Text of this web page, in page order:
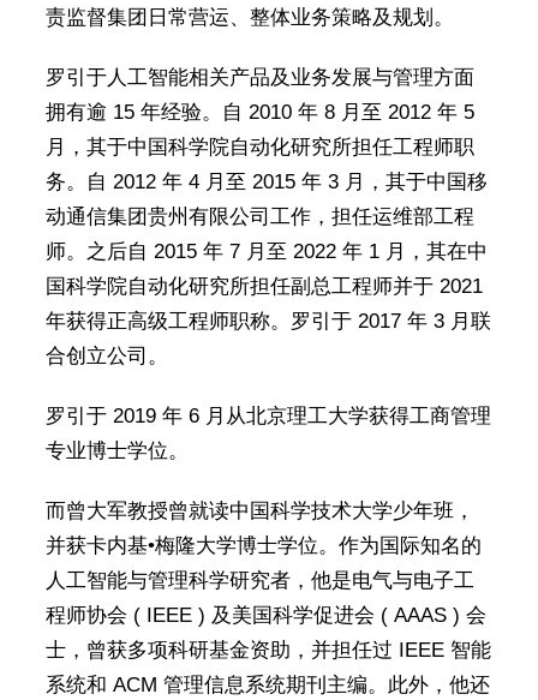
责监督集团日常营运、整体业务策略及规划。
罗引于人工智能相关产品及业务发展与管理方面
拥有逾 15 年经验。自 2010 年 8 月至 2012 年 5
月，其于中国科学院自动化研究所担任工程师职
务。自 2012 年 4 月至 2015 年 3 月，其于中国移
动通信集团贵州有限公司工作，担任运维部工程
师。之后自 2015 年 7 月至 2022 年 1 月，其在中
国科学院自动化研究所担任副总工程师并于 2021
年获得正高级工程师职称。罗引于 2017 年 3 月联
合创立公司。
罗引于 2019 年 6 月从北京理工大学获得工商管理
专业博士学位。
而曾大军教授曾就读中国科学技术大学少年班，
并获卡内基•梅隆大学博士学位。作为国际知名的
人工智能与管理科学研究者，他是电气与电子工
程师协会 ( IEEE ) 及美国科学促进会 ( AAAS ) 会
士，曾获多项科研基金资助，并担任过 IEEE 智能
系统和 ACM 管理信息系统期刊主编。此外，他还